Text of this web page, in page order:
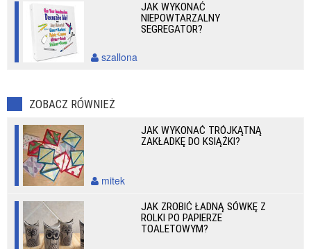
JAK WYKONAĆ
NIEPOWTARZALNY
SEGREGATOR?
szallona
ZOBACZ RÓWNIEŻ
JAK WYKONAĆ TRÓJKĄTNĄ
ZAKŁADKĘ DO KSIĄŻKI?
mitek
JAK ZROBIĆ ŁADNĄ SÓWKĘ Z
ROLKI PO PAPIERZE
TOALETOWYM?